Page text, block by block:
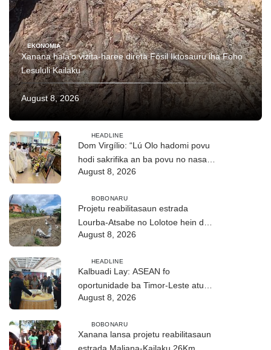
EKONOMIA
Xanana hala’o vizita-haree direta Fósil Iktosauru iha Foho
Lesululi Kailaku
August 8, 2026
HEADLINE
Dom Virgílio: “Lú Olo hadomi povu
hodi sakrifika an ba povu no nasaun
ho fuan”
August 8, 2026
BOBONARU
Projetu reabilitasaun estrada
Lourba-Atsabe no Lolotoe hein de’it
vistu tribunál
August 8, 2026
HEADLINE
Kalbuadi Lay: ASEAN fo
oportunidade ba Timor-Leste atu
aselera transformasaun ekonómika
August 8, 2026
BOBONARU
Xanana lansa projetu reabilitasaun
estrada Maliana-Kailaku 26Km